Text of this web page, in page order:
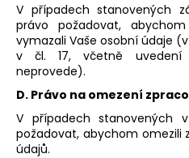
V případech stanovených
právo požadovat,
vymazali Vaše osobní údaje
v čl. 17, včetně uvedení
neprovede).
D. Právo na omezení
V případech stanovených
požadovat, abychom omezili
údajů.